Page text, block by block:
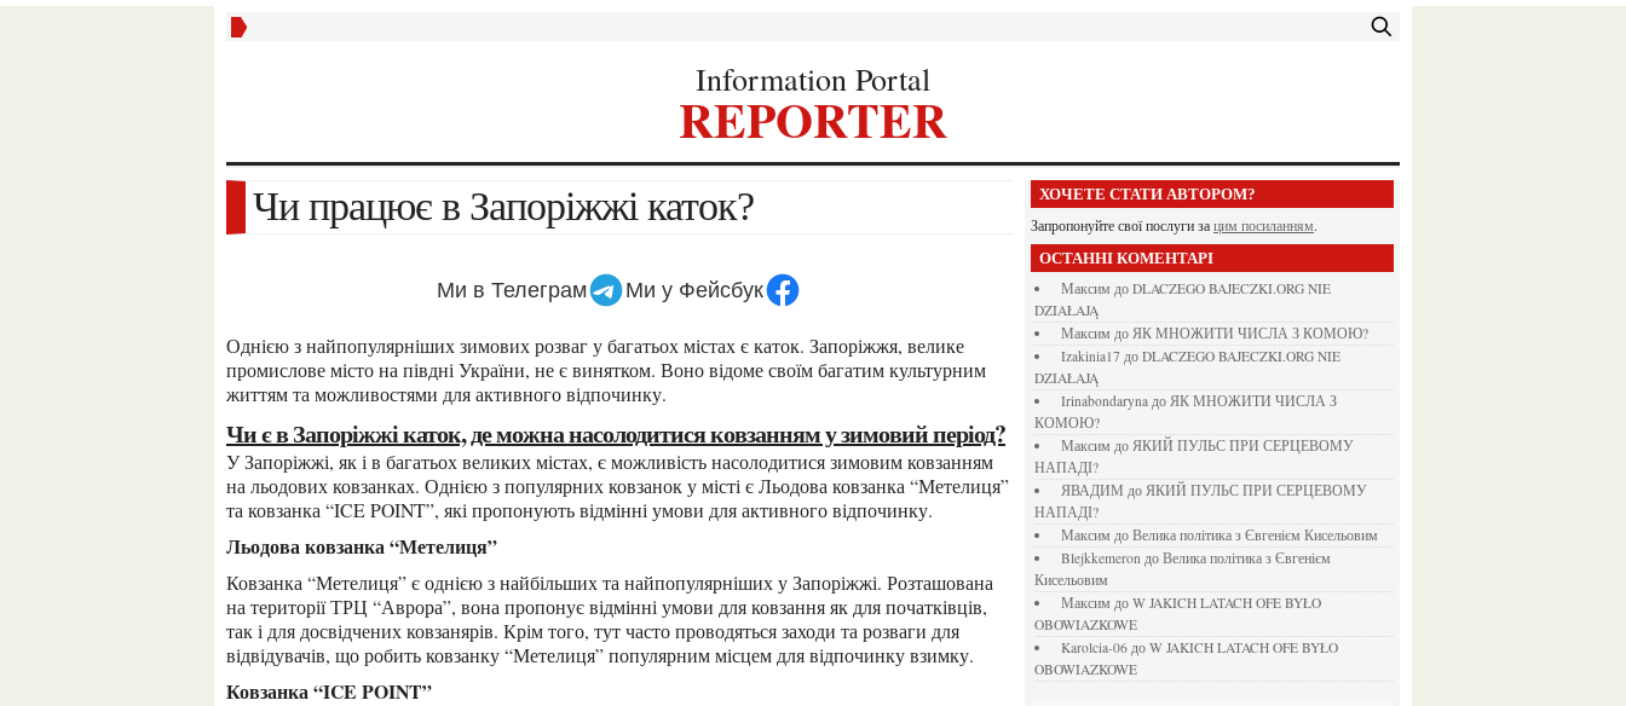
Information Portal
REPORTER
Чи працює в Запоріжжі каток?
Ми в Телеграм Ми у Фейсбук
Однією з найпопулярніших зимових розваг у багатьох містах є каток. Запоріжжя, велике
промислове місто на півдні України, не є винятком. Воно відоме своїм багатим культурним
життям та можливостями для активного відпочинку.
Чи є в Запоріжжі каток, де можна насолодитися ковзанням у зимовий період?
У Запоріжжі, як і в багатьох великих містах, є можливість насолодитися зимовим ковзанням
на льодових ковзанках. Однією з популярних ковзанок у місті є Льодова ковзанка “Метелиця”
та ковзанка “ICE POINT”, які пропонують відмінні умови для активного відпочинку.
Льодова ковзанка “Метелиця”
Ковзанка “Метелиця” є однією з найбільших та найпопулярніших у Запоріжжі. Розташована
на території ТРЦ “Аврора”, вона пропонує відмінні умови для ковзання як для початківців,
так і для досвідчених ковзанярів. Крім того, тут часто проводяться заходи та розваги для
відвідувачів, що робить ковзанку “Метелиця” популярним місцем для відпочинку взимку.
Ковзанка “ICE POINT”
ХОЧЕТЕ СТАТИ АВТОРОМ?
Запропонуйте свої послуги за цим посиланням.
ОСТАННІ КОМЕНТАРІ
Максим до DLACZEGO BAJECZKI.ORG NIE
DZIAŁAJĄ
Максим до ЯК МНОЖИТИ ЧИСЛА З КОМОЮ?
izakinia17 до DLACZEGO BAJECZKI.ORG NIE
DZIAŁAJĄ
irinabondarynaдо ЯК МНОЖИТИ ЧИСЛА З
КОМОЮ?
Максим до ЯКИЙ ПУЛЬС ПРИ СЕРЦЕВОМУ
НАПАДІ?
ЯВАДИМ до ЯКИЙ ПУЛЬС ПРИ СЕРЦЕВОМУ
НАПАДІ?
Максим до Велика політика з Євгенієм Кисельовим
blejkkemeronдо Велика політика з Євгенієм
Кисельовим
Максим до W JAKICH LATACH OFE BYŁO
OBOWIAZKOWE
karolcia-06до W JAKICH LATACH OFE BYŁO
OBOWIAZKOWE